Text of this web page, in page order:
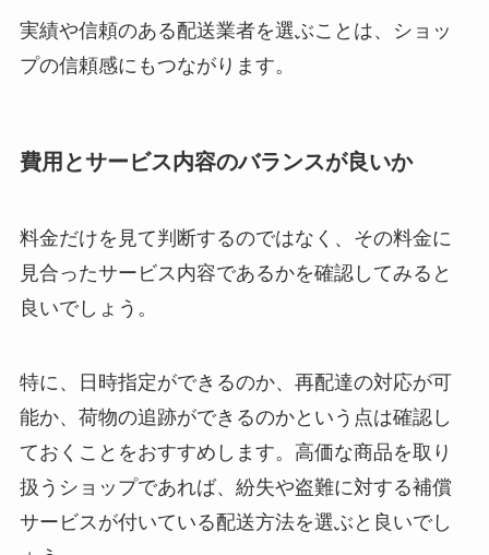
実績や信頼のある配送業者を選ぶことは、ショッ
プの信頼感にもつながります。
費用とサービス内容のバランスが良いか
料金だけを見て判断するのではなく、その料金に
見合ったサービス内容であるかを確認してみると
良いでしょう。
特に、日時指定ができるのか、再配達の対応が可
能か、荷物の追跡ができるのかという点は確認し
ておくことをおすすめします。高価な商品を取り
扱うショップであれば、紛失や盗難に対する補償
サービスが付いている配送方法を選ぶと良いでし